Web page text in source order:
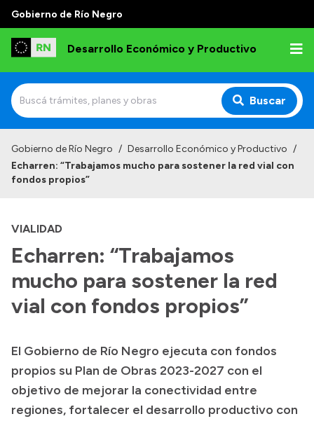
Gobierno de Río Negro
Desarrollo Económico y Productivo
Buscar
Institucional
Autoridades
Delegaciones
Normativa
Presupuesto
Boletín Oficial
Compras y licitaciones
Gobierno de Río Negro / Desarrollo Económico y Productivo /
Echarren: “Trabajamos mucho para sostener la red vial con
fondos propios”
VIALIDAD
Echarren: “Trabajamos
mucho para sostener la red
vial con fondos propios”
El Gobierno de Río Negro ejecuta con fondos
propios su Plan de Obras 2023-2027 con el
objetivo de mejorar la conectividad entre
regiones, fortalecer el desarrollo productivo con